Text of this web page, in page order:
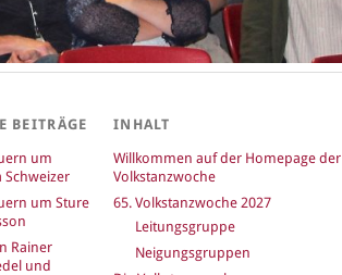
BEITRÄGE
um
Schweizer
um Sture
Rainer
und
INHALT
Willkommen auf der Homepage der
Volkstanzwoche
65. Volkstanzwoche 2027
Leitungsgruppe
Neigungsgruppen